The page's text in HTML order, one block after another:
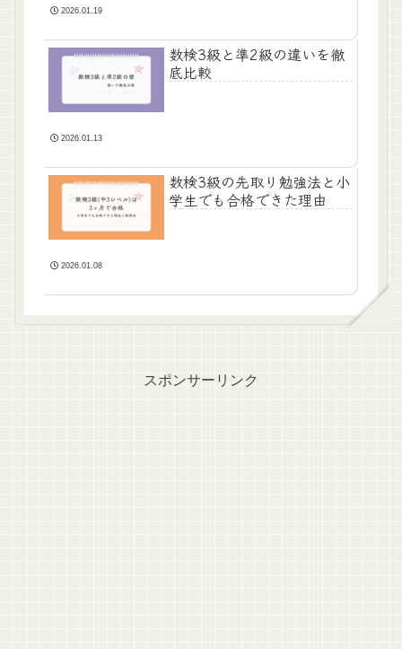
2026.01.19
数検3級と準2級の違いを徹
底比較
2026.01.13
数検3級の先取り勉強法と小
学生でも合格できた理由
2026.01.08
スポンサーリンク